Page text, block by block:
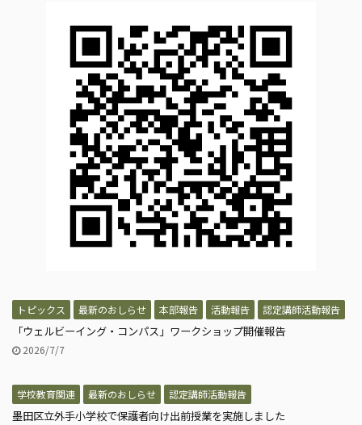
トピックス 最新のおしらせ 本部報告 活動報告 認定講師活動報告
「ウェルビーイング・コンパス」ワークショップ開催報告
2026/7/7
学校教育関連 最新のおしらせ 認定講師活動報告
墨田区立外手小学校で保護者向け出前授業を実施しました